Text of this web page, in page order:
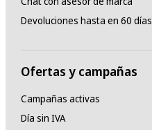
Devoluciones hasta en 60 días
Ofertas y campañas
Campañas activas
Día sin IVA